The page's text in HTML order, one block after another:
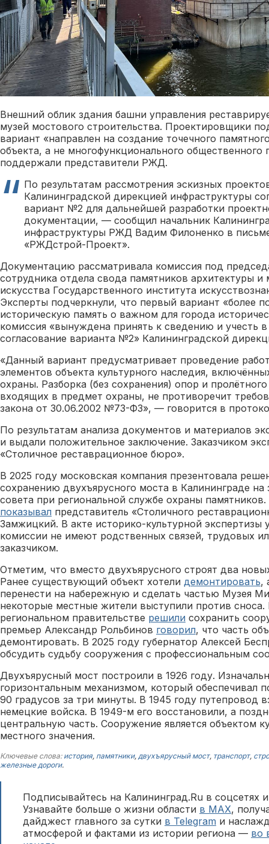
Внешний облик здания башни управления
музей мостового строительства. Проектировщики
вариант «направлен на создание точечного
объекта, а не многофункционального общественного
поддержали представители РЖД.
По результатам рассмотрения эскизных
Калининградской дирекцией инфраструктуры
вариант №2 для дальнейшей разработки
документации, — сообщил начальник
инфраструктуры РЖД Вадим Филоненко в
«РЖДстрой-Проект».
Документацию рассматривала комиссия под
сотрудника отдела свода памятников архитектуры и
искусства Государственного института
Эксперты подчеркнули, что первый вариант «более
историческую память о важном для города
комиссия «вынуждена принять к сведению и учесть
согласование варианта №2» Калининградской
«Данный вариант предусматривает проведение
элементов объекта культурного наследия,
охраны. Разборка (без сохранения) опор и
входящих в предмет охраны, не противоречит
закона от 30.06.2002 №73-ФЗ», — говорится в
По результатам анализа документов и материалов
и выдали положительное заключение. Заказчиком
«Столичное реставрационное бюро».
В 2025 году московская компания презентовала
сохранению двухъярусного моста в Калининграде на
совета при региональной службе охраны
показывал представитель «Столичного
Замжицкий. В акте историко-культурной экспертизы
комиссии не имеют родственных связей, трудовых
заказчиком.
Отметим, что вместо двухъярусного строят два
Ранее существующий объект хотели демонтировать,
перенести на набережную и сделать частью Музея
некоторые местные жители выступили против сноса.
региональном правительстве решили сохранить
премьер Александр Рольбинов говорил, что часть
демонтировать. В 2025 году губернатор Алексей
обсудить судьбу сооружения с профессиональным
Двухъярусный мост построили в 1926 году.
горизонтальным механизмом, который обеспечивал
90 градусов за три минуты. В 1945 году путепровод
немецкие войска. В 1949-м его восстановили, а
центральную часть. Сооружение является объектом
местного значения.
Ключевые слова: история, памятники, двухъярусный мост, транспорт,
железные дороги.
Подписывайтесь на Калининград.Ru в соцсетях
Узнавайте больше о жизни области в MAX,
дайджест главного за сутки в Telegram и
атмосферой и фактами из истории региона — во